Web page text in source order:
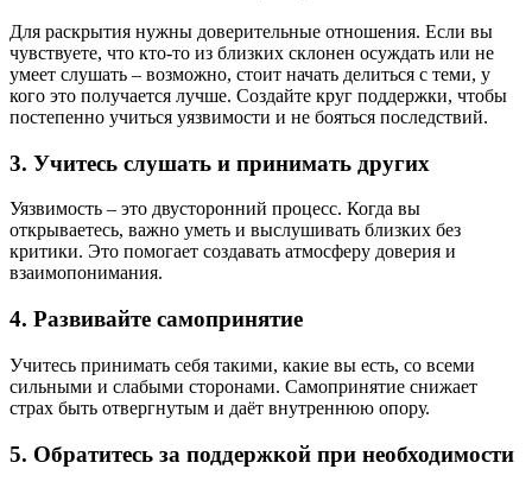
Для раскрытия нужны доверительные отношения. Если вы
чувствуете, что кто-то из близких склонен осуждать или не
умеет слушать – возможно, стоит начать делиться с теми, у
кого это получается лучше. Создайте круг поддержки, чтобы
постепенно учиться уязвимости и не бояться последствий.
3. Учитесь слушать и принимать других
Уязвимость – это двусторонний процесс. Когда вы
открываетесь, важно уметь и выслушивать близких без
критики. Это помогает создавать атмосферу доверия и
взаимопонимания.
4. Развивайте самопринятие
Учитесь принимать себя такими, какие вы есть, со всеми
сильными и слабыми сторонами. Самопринятие снижает
страх быть отвергнутым и даёт внутреннюю опору.
5. Обратитесь за поддержкой при необходимости